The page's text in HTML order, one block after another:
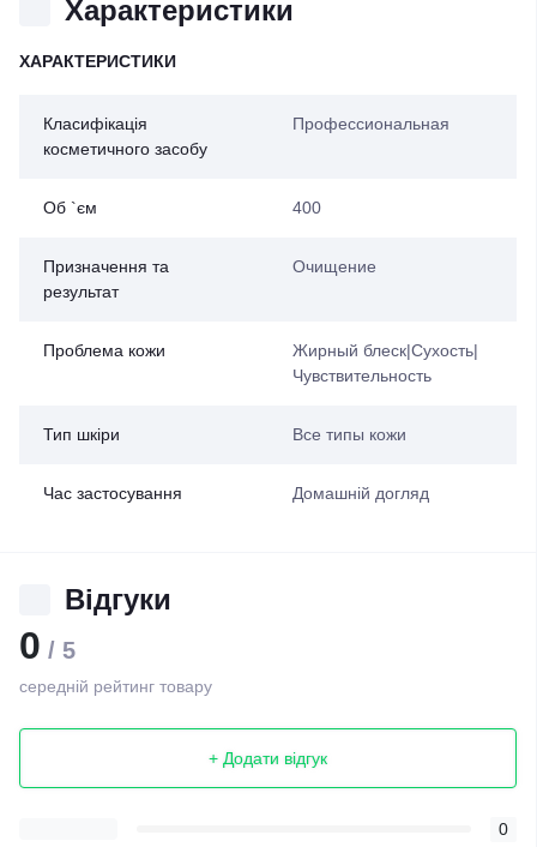
Характеристики
ХАРАКТЕРИСТИКИ
Класифікація
косметичного засобу
Профессиональная
Об `єм 400
Призначення та
результат
Очищение
Проблема кожи
Жирный блеск|Сухость|
Чувствительность
Тип шкіри Все типы кожи
Час застосування Домашній догляд
Відгуки
0 / 5
середній рейтинг товару
+ Додати відгук
0